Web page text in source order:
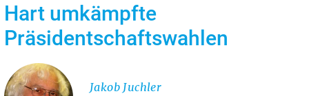
Hart umkämpfte
Präsidentschaftswahlen
Jakob Juchler